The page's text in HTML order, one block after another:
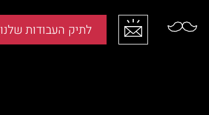
לתיק העבודות שלנו